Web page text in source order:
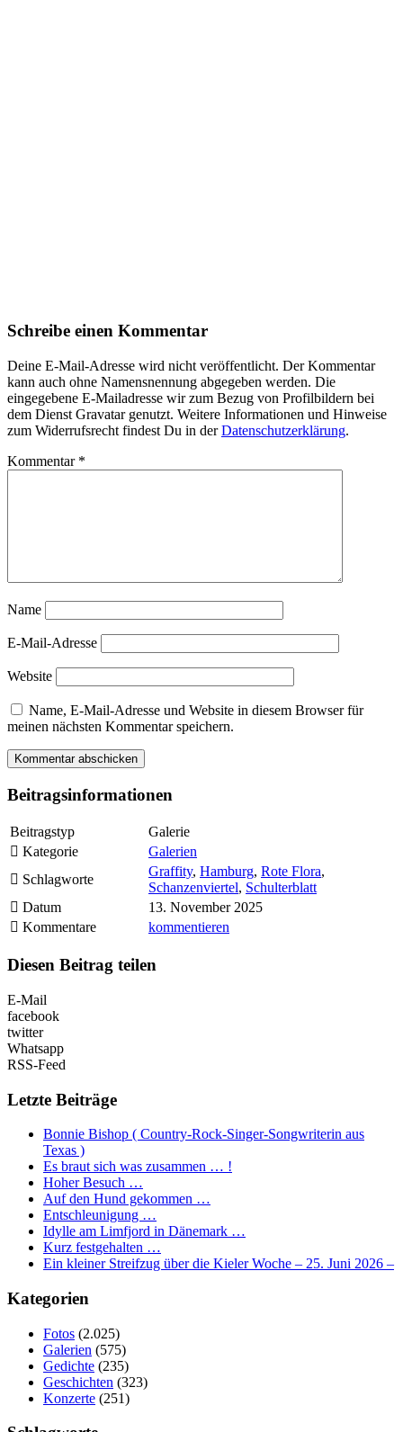
Schreibe einen Kommentar
Deine E-Mail-Adresse wird nicht veröffentlicht. Der Kommentar
kann auch ohne Namensnennung abgegeben werden. Die
eingegebene E-Mailadresse wir zum Bezug von Profilbildern bei
dem Dienst Gravatar genutzt. Weitere Informationen und Hinweise
zum Widerrufsrecht findest Du in derDatenschutzerklärung.
Kommentar *
Name
E-Mail-Adresse
Website
Name, E-Mail-Adresse und Website in diesem Browser für
meinen nächsten Kommentar speichern.
Beitragsinformationen
Beitragstyp
Galerie
Kategorie
Galerien
Schlagworte
Graffity, Hamburg, Rote Flora,
Schanzenviertel, Schulterblatt
Datum
13. November 2025
Kommentare
kommentieren
Diesen Beitrag teilen
E-Mail
facebook
twitter
Whatsapp
RSS-Feed
Letzte Beiträge
Bonnie Bishop ( Country-Rock-Singer-Songwriterin aus
Texas )
Es braut sich was zusammen … !
Hoher Besuch …
Auf den Hund gekommen …
Entschleunigung …
Idylle am Limfjord in Dänemark …
Kurz festgehalten …
Ein kleiner Streifzug über die Kieler Woche – 25. Juni 2026 –
Kategorien
Fotos (2.025)
Galerien (575)
Gedichte (235)
Geschichten (323)
Konzerte (251)